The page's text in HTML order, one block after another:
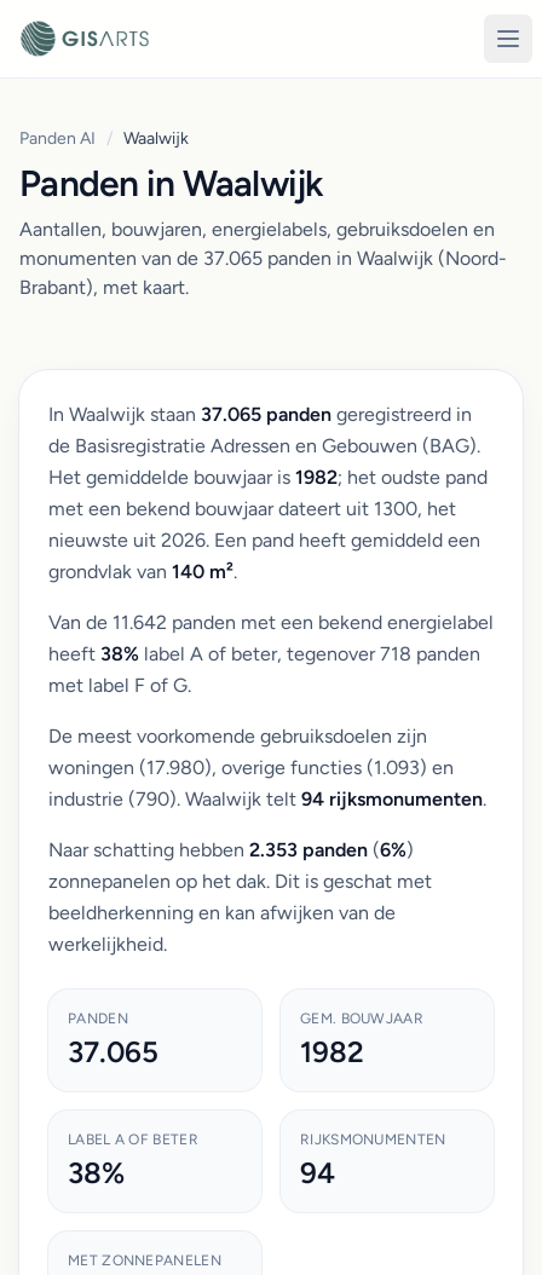
Panden AI / Waalwijk
Panden in Waalwijk
Aantallen, bouwjaren, energielabels, gebruiksdoelen en
monumenten van de 37.065 panden in Waalwijk (Noord-
Brabant), met kaart.
In Waalwijk staan 37.065 panden geregistreerd in
de Basisregistratie Adressen en Gebouwen (BAG).
Het gemiddelde bouwjaar is 1982; het oudste pand
met een bekend bouwjaar dateert uit 1300, het
nieuwste uit 2026. Een pand heeft gemiddeld een
grondvlak van 140 m².
Van de 11.642 panden met een bekend energielabel
heeft 38% label A of beter, tegenover 718 panden
met label F of G.
De meest voorkomende gebruiksdoelen zijn
woningen (17.980), overige functies (1.093) en
industrie (790). Waalwijk telt 94 rijksmonumenten.
Naar schatting hebben 2.353 panden (6%)
zonnepanelen op het dak. Dit is geschat met
beeldherkenning en kan afwijken van de
werkelijkheid.
PANDEN
37.065
GEM. BOUWJAAR
1982
LABEL A OF BETER
38%
RIJKSMONUMENTEN
94
MET ZONNEPANELEN